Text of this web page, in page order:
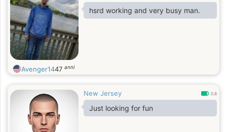
hsrd working and very busy man.
Avenger1447 anni
New Jersey 0.8
Just looking for fun